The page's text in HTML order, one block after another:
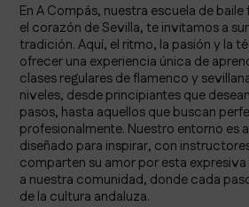
En A Compás, nuestra escuela de
el corazón de Sevilla, te invitamos a
tradición. Aquí, el ritmo, la pasión y la
ofrecer una experiencia única de
clases regulares de flamenco y
niveles, desde principiantes que
pasos, hasta aquellos que buscan
profesionalmente. Nuestro entorno es
diseñado para inspirar, con
comparten su amor por esta
a nuestra comunidad, donde cada
de la cultura andaluza.